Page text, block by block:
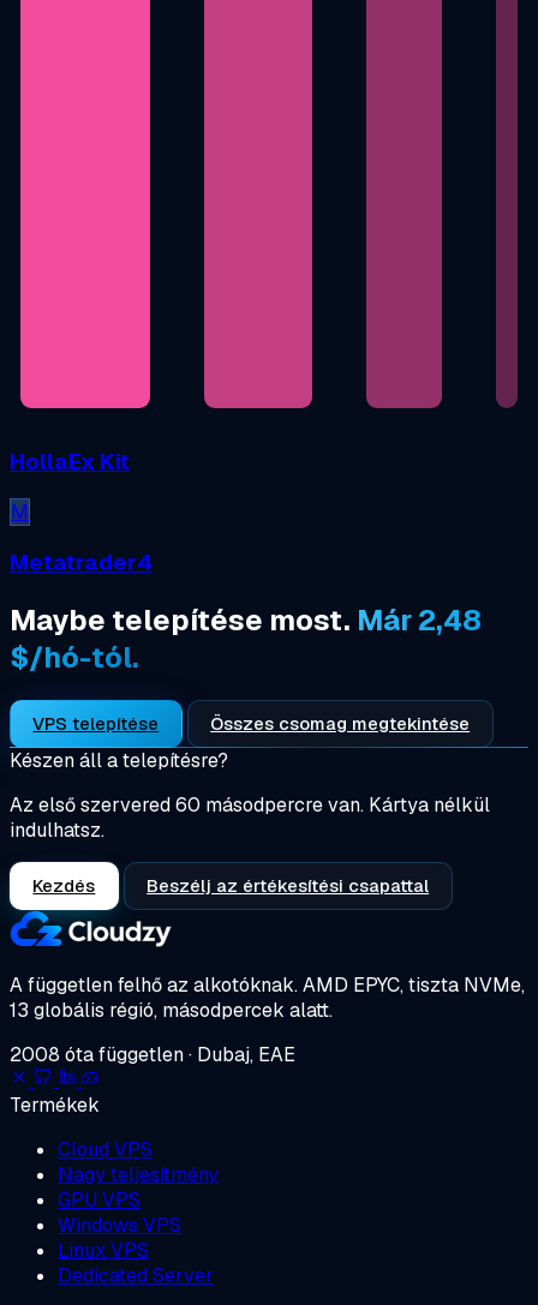
HollaEx Kit
M
Metatrader4
Maybe telepítése most. Már 2,48
$/hó-tól.
VPS telepítése Összes csomag megtekintése
Készen áll a telepítésre?
Az első szervered 60 másodpercre van. Kártya nélkül
indulhatsz.
Kezdés Beszélj az értékesítési csapattal
A független felhő az alkotóknak.AMD EPYC, tiszta NVMe,
13 globális régió, másodpercek alatt.
2008 óta független · Dubaj, EAE
Termékek
Cloud VPS
Nagy teljesítmény
GPU VPS
Windows VPS
Linux VPS
Dedicated Server